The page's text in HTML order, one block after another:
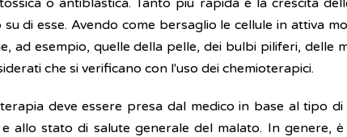
o antiblastica. Tanto più rapida è la crescita
di esse. Avendo come bersaglio le cellule in attiva
ad esempio, quelle della pelle, dei bulbi piliferi, delle
che si verificano con l'uso dei chemioterapici.
deve essere presa dal medico in base al tipo di
allo stato di salute generale del malato. In genere,